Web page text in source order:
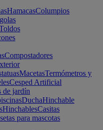
HamacasColumpios
Compostadores
MacetasTermómetros y
Cesped Artificial
de jardín
DuchaHinchable
HinchablesCasitas
para mascotas